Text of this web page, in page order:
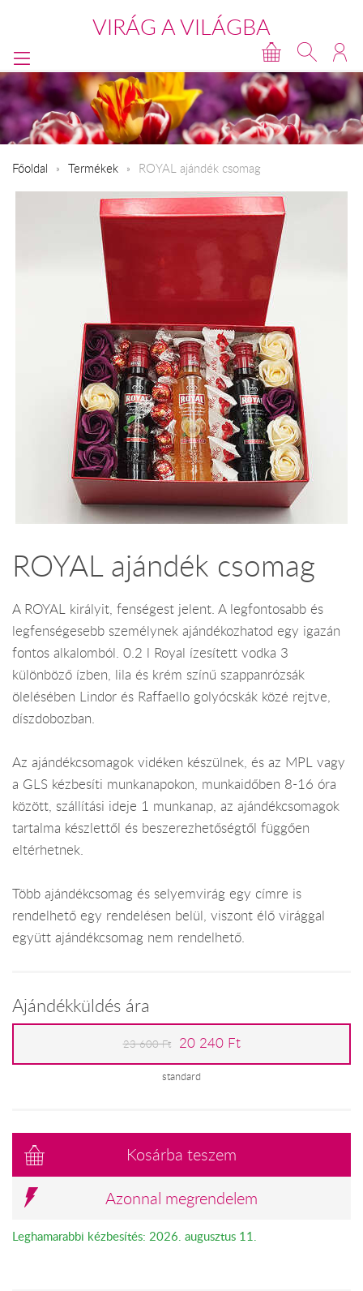
VIRÁG A VILÁGBA
Főoldal Termékek ROYAL ajándék csomag
ROYAL ajándék csomag
A ROYAL királyit, fenségest jelent. A legfontosabb és
legfenségesebb személynek ajándékozhatod egy igazán
fontos alkalomból. 0.2 l Royal ízesített vodka 3
különböző ízben, lila és krém színű szappanrózsák
ölelésében Lindor és Raffaello golyócskák közé rejtve,
díszdobozban.
Az ajándékcsomagok vidéken készülnek, és az MPL vagy
a GLS kézbesíti munkanapokon, munkaidőben 8-16 óra
között, szállítási ideje 1 munkanap, az ajándékcsomagok
tartalma készlettől és beszerezhetőségtől függően
eltérhetnek.
Több ajándékcsomag és selyemvirág egy címre is
rendelhető egy rendelésen belül, viszont élő virággal
együtt ajándékcsomag nem rendelhető.
Ajándékküldés ára
23 600 Ft 20 240 Ft
standard
Kosárba teszem
Azonnal megrendelem
Leghamarabbi kézbesítés: 2026. augusztus 11.